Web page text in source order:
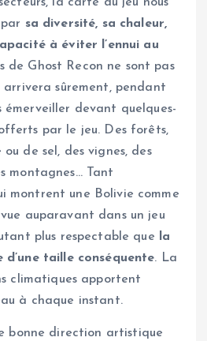
sa diversité, sa chaleur,
à éviter l’ennui au
de Ghost Recon ne sont pas
arrivera sûrement, pendant
émerveiller devant quelques-
par le jeu. Des forêts,
de sel, des vignes, des
montagnes… Tant
montrent une Bolivie comme
auparavant dans un jeu
plus respectable que
la
taille conséquente. La
climatiques apportent
à chaque instant.
bonne direction artistique